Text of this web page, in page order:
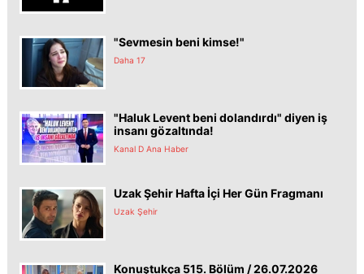
"Sevmesin beni kimse!"
Daha 17
"Haluk Levent beni dolandırdı" diyen iş
insanı gözaltında!
Kanal D Ana Haber
Uzak Şehir Hafta İçi Her Gün Fragmanı
Uzak Şehir
Konuştukça 515. Bölüm / 26.07.2026